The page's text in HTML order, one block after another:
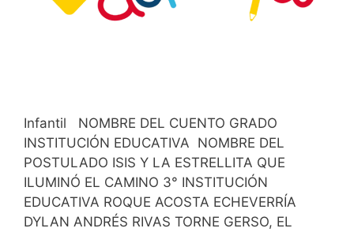
Infantil NOMBRE DEL CUENTO GRADO
INSTITUCIÓN EDUCATIVA NOMBRE DEL
POSTULADO ISIS Y LA ESTRELLITA QUE
ILUMINÓ EL CAMINO 3° INSTITUCIÓN
EDUCATIVA ROQUE ACOSTA ECHEVERRÍA
DYLAN ANDRÉS RIVAS TORNE GERSO, EL